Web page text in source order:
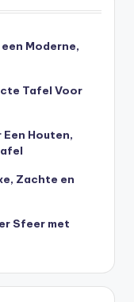
Moderne,
Tafel Voor
Houten,
Zachte en
Sfeer met